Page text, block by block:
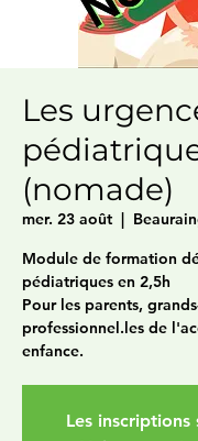
Les
(nomade)
mer. 23 août
  |
Module de formation
pédiatriques en 2,5h
Pour les parents,
professionnel.les de
enfance.
Les inscriptions